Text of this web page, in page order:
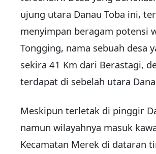
ujung utara Danau Toba ini,
menyimpan beragam potensi
Tongging, nama sebuah desa
sekira 41 Km dari Berastagi,
terdapat di sebelah utara
Meskipun terletak di pinggir
namun wilayahnya masuk
Kecamatan Merek di dataran